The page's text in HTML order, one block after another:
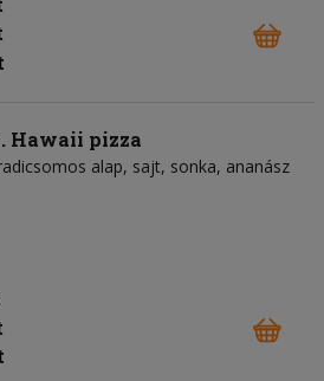
Hawaii pizza
alap sajt sonka ananász